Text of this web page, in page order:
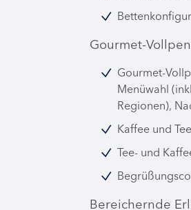
Gourmet-
Gourmet-
Menüwahl
Regionen),
Kaffee und
Tee- und
Bereichernde